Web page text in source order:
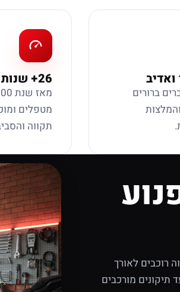
ברורים
26+ שנות ניסיון
מטפלים
תקווה
רוכבים לאורך
תיקונים מורכבים